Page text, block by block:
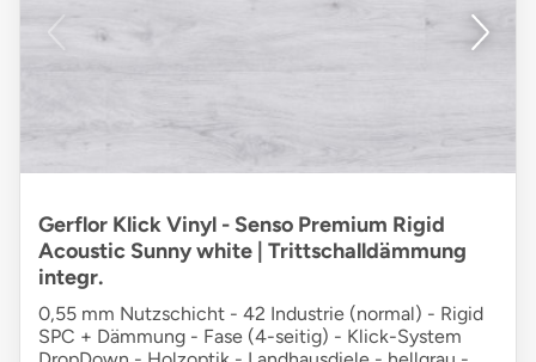
Gerflor Klick Vinyl - Senso Premium Rigid
Acoustic Sunny white | Trittschalldämmung
integr.
0,55 mm Nutzschicht - 42 Industrie (normal) - Rigid
SPC + Dämmung - Fase (4-seitig) - Klick-System